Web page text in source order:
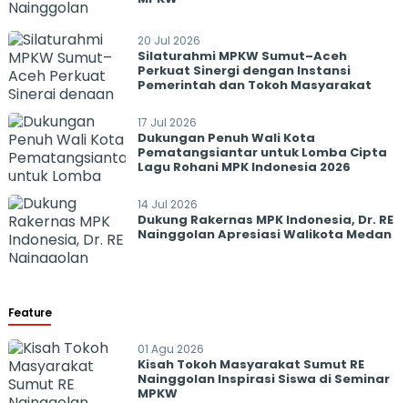
20 Jul 2026
Silaturahmi MPKW Sumut–Aceh
Perkuat Sinergi dengan Instansi
Pemerintah dan Tokoh Masyarakat
17 Jul 2026
Dukungan Penuh Wali Kota
Pematangsiantar untuk Lomba Cipta
Lagu Rohani MPK Indonesia 2026
14 Jul 2026
Dukung Rakernas MPK Indonesia, Dr. RE
Nainggolan Apresiasi Walikota Medan
Feature
01 Agu 2026
Kisah Tokoh Masyarakat Sumut RE
Nainggolan Inspirasi Siswa di Seminar
MPKW